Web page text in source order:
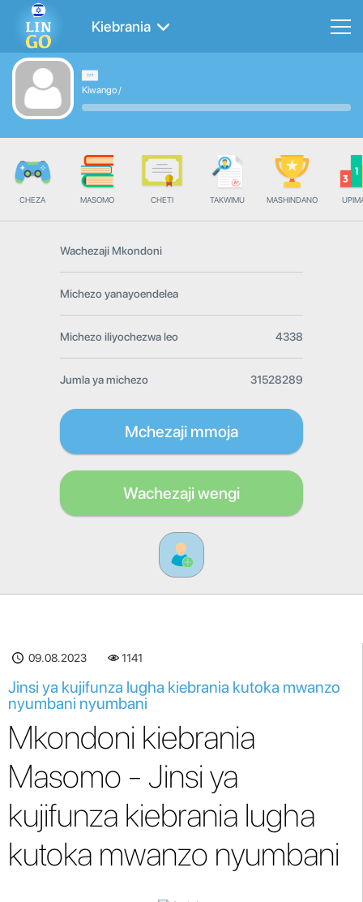
Kiebrania
Kiwango/
CHEZA MASOMO CHETI TAKWIMU MASHINDANO
Wachezaji Mkondoni
Michezo yanayoendelea
Michezo iliyochezwa leo 4338
Jumla ya michezo 31528289
Mchezaji mmoja
Wachezaji wengi
09.08.2023 1141
Jinsi ya kujifunza lugha kiebrania kutoka mwanzo
nyumbani nyumbani
Mkondoni kiebrania
Masomo - Jinsi ya
kujifunza kiebrania lugha
kutoka mwanzo nyumbani